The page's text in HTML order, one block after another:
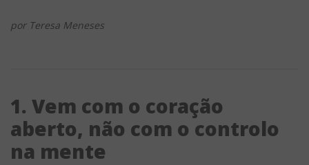
por Teresa Meneses
1. Vem com o coração
aberto, não com o controlo
na mente